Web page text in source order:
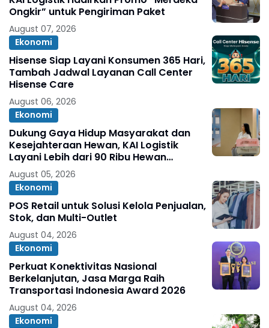
Ongkir” untuk Pengiriman Paket
August 07, 2026
Ekonomi
Hisense Siap Layani Konsumen 365 Hari,
Tambah Jadwal Layanan Call Center
Hisense Care
August 06, 2026
Ekonomi
Dukung Gaya Hidup Masyarakat dan
Kesejahteraan Hewan, KAI Logistik
Layani Lebih dari 90 Ribu Hewan
Peliharaan pada Semester I 2026
August 05, 2026
Ekonomi
POS Retail untuk Solusi Kelola Penjualan,
Stok, dan Multi-Outlet
August 04, 2026
Ekonomi
Perkuat Konektivitas Nasional
Berkelanjutan, Jasa Marga Raih
Transportasi Indonesia Award 2026
August 04, 2026
Ekonomi